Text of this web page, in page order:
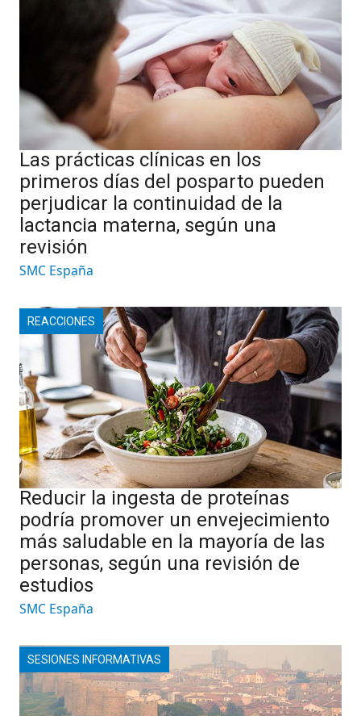
Las prácticas clínicas en los
primeros días del posparto pueden
perjudicar la continuidad de la
lactancia materna, según una
revisión
SMC España
REACCIONES
Reducir la ingesta de proteínas
podría promover un envejecimiento
más saludable en la mayoría de las
personas, según una revisión de
estudios
SMC España
SESIONES INFORMATIVAS